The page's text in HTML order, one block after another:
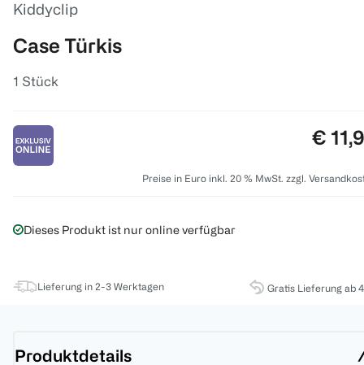
Kiddyclip
Case Türkis
1 Stück
Preis:
€
Preise in Euro inkl. 20 % MwSt. zzgl.
Dieses Produkt ist nur online verfügbar
Lieferung in 2-3 Werktagen Gratis Lieferung ab
Produktdetails